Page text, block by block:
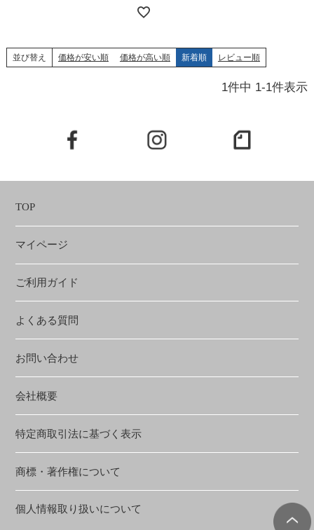
並び替え 価格が安い順 価格が高い順 新着順 レビュー順
1件中 1-1件表示
TOP
マイページ
ご利用ガイド
よくある質問
お問い合わせ
会社概要
特定商取引法に基づく表示
商標・著作権について
個人情報取り扱いについて